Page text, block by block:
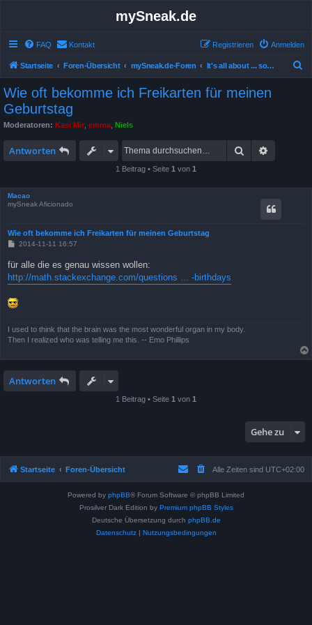
mySneak.de
FAQ Kontakt Anmelden
Registrieren
Startseite Foren-Übersicht mySneak.de-Foren It's all about ... something!
Wie oft bekomme ich Freikarten für meinen
Geburtstag
Moderatoren: Kasi Mir emma Niels
Antworten Suche
1 Beitrag • Seite 1 von 1
Macao
mySneak Aficionado
Wie oft bekomme ich Freikarten für meinen Geburtstag
B
t
r
a
2014-11-11 16:57
für alle die es genau wissen wollen:
http://math.stackexchange.com/questions ... -birthdays
I used to think that the brain was the most wonderful organ in my body.
Then I realized who was telling me this. -- Emo Phillips
Antworten
1 Beitrag • Seite 1 von 1
Gehe zu
Startseite Foren-Übersicht Alle Zeiten sind UTC+02:00
Powered by phpBB® Forum Software © phpBB Limited
Prosilver Dark Edition by Premium phpBB Styles
Deutsche Übersetzung durch phpBB.de
Datenschutz| Nutzungsbedingungen